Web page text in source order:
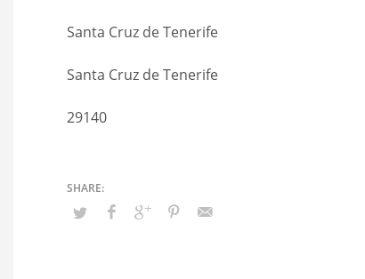
Santa Cruz de Tenerife
Santa Cruz de Tenerife
29140